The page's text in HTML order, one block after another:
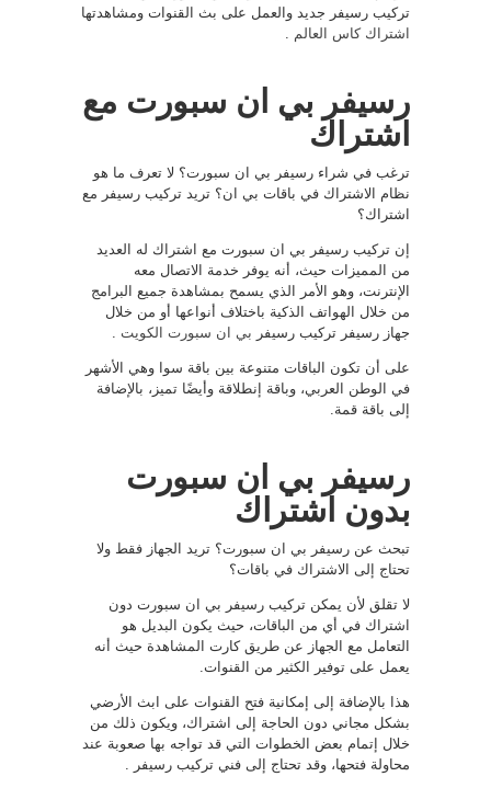
تركيب رسيفر جديد والعمل على بث القنوات ومشاهدتها
اشتراك كاس العالم
رسيفر بي ان سبورت مع
اشتراك
ترغب في شراء رسيفر بي ان سبورت؟ لا تعرف ما هو
نظام الاشتراك في باقات بي ان؟ تريد تركيب رسيفر مع
اشتراك؟
إن تركيب رسيفر بي ان سبورت مع اشتراك له العديد
من المميزات حيث، أنه يوفر خدمة الاتصال معه
الإنترنت، وهو الأمر الذي يسمح بمشاهدة جميع البرامج
من خلال الهواتف الذكية باختلاف أنواعها أو من خلال
جهاز رسيفر تركيب رسيفر بي ان سبورت الكويت
على أن تكون الباقات متنوعة بين باقة سوا وهي الأشهر
في الوطن العربي، وباقة إنطلاقة وأيضًا تميز، بالإضافة
إلى باقة قمة.
رسيفر بي ان سبورت
بدون اشتراك
تبحث عن رسيفر بي ان سبورت؟ تريد الجهاز فقط ولا
تحتاج إلى الاشتراك في باقات؟
لا تقلق لأن يمكن تركيب رسيفر بي ان سبورت دون
اشتراك في أي من الباقات، حيث يكون البديل هو
التعامل مع الجهاز عن طريق كارت المشاهدة حيث أنه
يعمل على توفير الكثير من القنوات.
هذا بالإضافة إلى إمكانية فتح القنوات على ابث الأرضي
بشكل مجاني دون الحاجة إلى اشتراك، ويكون ذلك من
خلال إتمام بعض الخطوات التي قد تواجه بها صعوبة عند
محاولة فتحها، وقد تحتاج إلى فني تركيب رسيفر .